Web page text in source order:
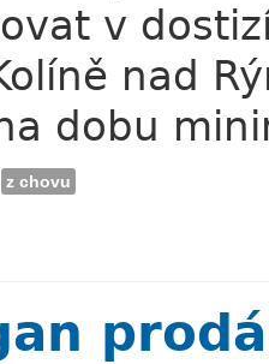
v
nad
dobu
z chovu